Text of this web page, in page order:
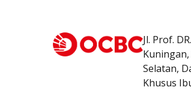
Jl. Prof.
Selatan,
Khusus